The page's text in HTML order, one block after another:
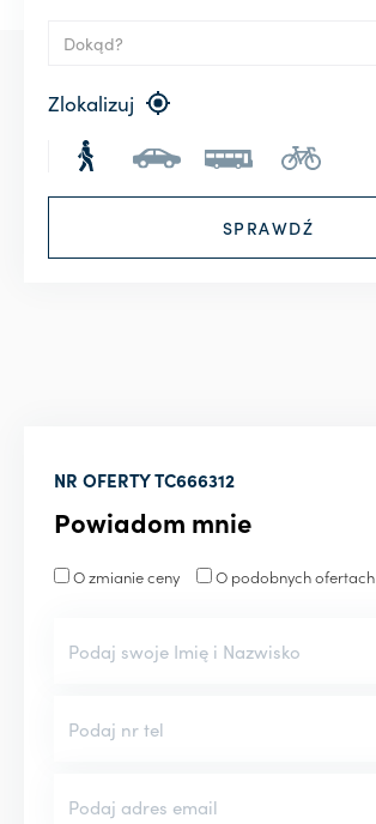
Zlokalizuj
NR OFERTYTC666312
Powiadom mnie
O zmianie ceny O podobnych ofertach